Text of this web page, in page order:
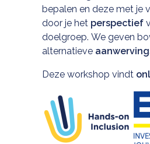
bepalen en deze met je
door je het perspectief
doelgroep. We geven
alternatieve
Deze workshop vindt